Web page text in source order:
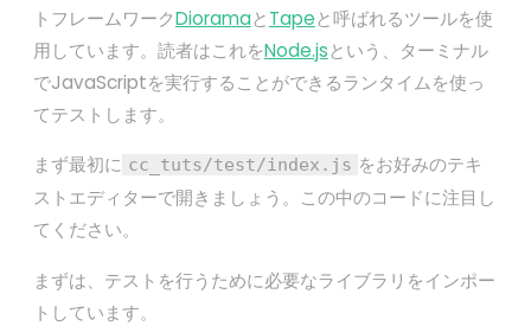
トフレームワークDioramaとTapeと呼ばれるツールを使
用しています。読者はこれをNode.jsという、ターミナル
でJavaScriptを実行することができるランタイムを使っ
てテストします。
まず最初に cc_tuts/test/index.js をお好みのテキ
ストエディターで開きましょう。この中のコードに注目し
てください。
まずは、テストを行うために必要なライブラリをインポー
トしています。